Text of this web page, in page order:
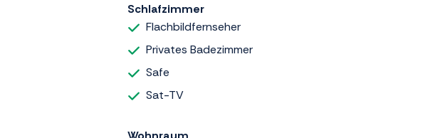
Schlafzimmer
Flachbildfernseher
Privates Badezimmer
Safe
Sat-TV